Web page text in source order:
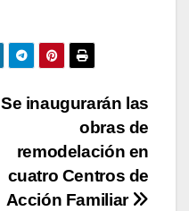
ar
tir
Se inaugurarán las
obras de
remodelación en
cuatro Centros de
Acción Familiar